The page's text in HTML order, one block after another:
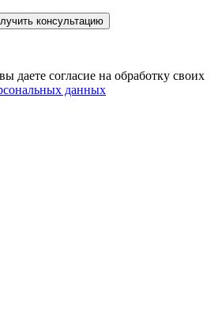
даете согласие на обработку своих
данных